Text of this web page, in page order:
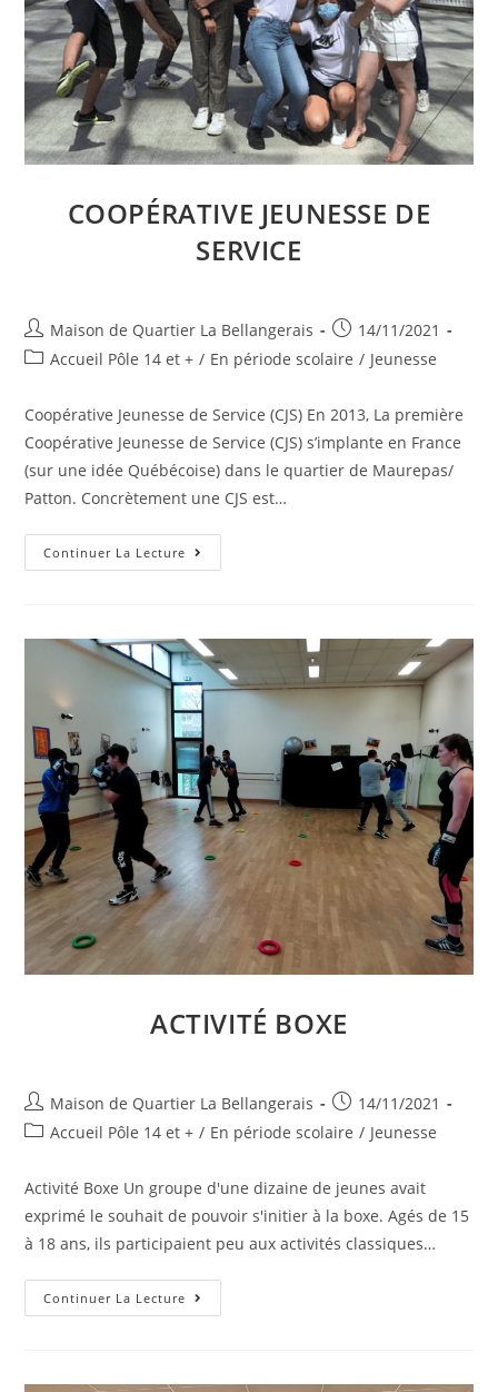
COOPÉRATIVE JEUNESSE DE
SERVICE
Auteur/autrice
de
Maison de Quartier La Bellangerais
Publication
publiée :
14/11/2021
PostAccueil Pôle 14 et + / En période scolaire / Jeunesse
Coopérative Jeunesse de Service (CJS) En 2013, La première
Coopérative Jeunesse de Service (CJS) s’implante en France
(sur une idée Québécoise) dans le quartier de Maurepas/
Patton. Concrètement une CJS est…
Continuer La Lecture Coopérative
Jeunesse
ACTIVITÉ BOXE
Auteur/autrice
de
Maison de Quartier La Bellangerais
Publication
publiée :
14/11/2021
PostAccueil Pôle 14 et + / En période scolaire / Jeunesse
Activité Boxe Un groupe d'une dizaine de jeunes avait
exprimé le souhait de pouvoir s'initier à la boxe. Agés de 15
à 18 ans, ils participaient peu aux activités classiques…
Continuer La Lecture Activité
Boxe